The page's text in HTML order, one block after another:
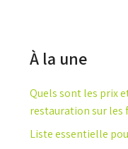
À la une
Quels sont les prix
restauration sur les
Liste essentielle